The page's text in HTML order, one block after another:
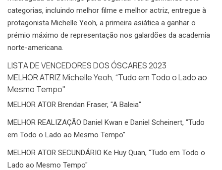
categorias, incluindo melhor filme e melhor actriz, entregue à
protagonista Michelle Yeoh, a primeira asiática a ganhar o
prémio máximo de representação nos galardões da academia
norte-americana.
LISTA DE VENCEDORES DOS ÓSCARES 2023
MELHOR ATRIZ Michelle Yeoh, “Tudo em Todo o Lado ao
Mesmo Tempo"
MELHOR ATOR Brendan Fraser, "A Baleia"
MELHOR REALIZAÇÃO Daniel Kwan e Daniel Scheinert, "Tudo
em Todo o Lado ao Mesmo Tempo"
MELHOR ATOR SECUNDÁRIO Ke Huy Quan, "Tudo em Todo o
Lado ao Mesmo Tempo"